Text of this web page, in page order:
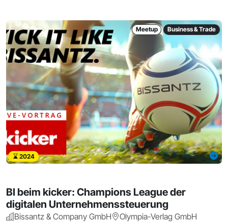
Meetup Business & Trade
2024
BI beim kicker: Champions League der
digitalen Unternehmenssteuerung
Bissantz & Company GmbH
Olympia-Verlag GmbH